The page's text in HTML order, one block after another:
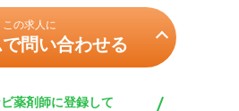
この求人に
問い合わせる
薬剤師に登録して